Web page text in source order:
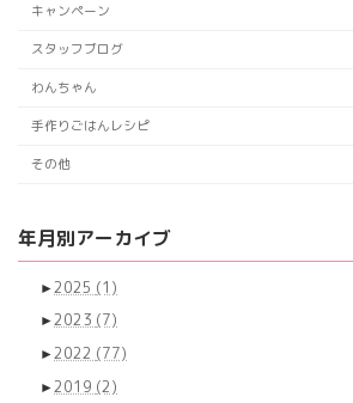
キャンペーン
スタッフブログ
わんちゃん
手作りごはんレシピ
その他
年月別アーカイブ
►2025 (1)
►2023 (7)
►2022 (77)
►2019 (2)